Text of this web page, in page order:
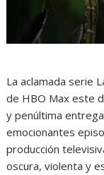
La aclamada serie
de HBO Max este
y penúltima
emocionantes
producción
oscura, violenta y